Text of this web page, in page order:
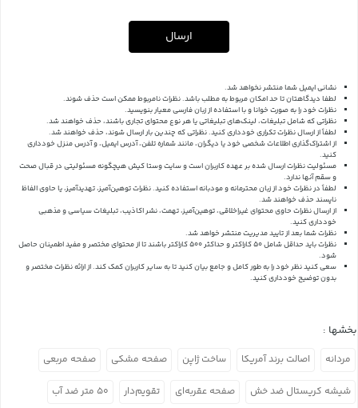
ارسال
نشانی ایمیل شما منتشر نخواهد شد.
لطفا دیدگاهتان تا حد امکان مربوط به مطلب باشد. نظرات نامربوط ممکن است حذف شوند.
نظرات خود را به صورت خوانا و با استفاده از زبان فارسی معیار بنویسید.
نظراتی که شامل تبلیغات، لینک‌های تبلیغاتی یا هر نوع محتوای تجاری باشند، حذف خواهند شد.
لطفاً از ارسال نظرات تکراری خودداری کنید. نظراتی که چندین بار ارسال شوند، حذف خواهند شد.
از اشتراک‌گذاری اطلاعات شخصی خود یا دیگران، مانند شماره تلفن، آدرس ایمیل، و آدرس منزل خودداری
کنید.
مسئولیت نظرات ارسال شده بر عهده کاربران است و سایت وستا کیش هیچگونه مسئولیتی در قبال صحت
و سقم آنها ندارد.
لطفاً در نظرات خود از زبان محترمانه و مودبانه استفاده کنید. نظرات توهین‌آمیز، تهدیدآمیز، یا حاوی الفاظ
ناپسند حذف خواهند شد.
از ارسال نظرات حاوی محتوای غیراخلاقی، توهین‌آمیز، تهمت، نشر اکاذیب، تبلیغات سیاسی و مذهبی
خودداری کنید.
نظرات شما بعد از تایید مدیریت منتشر خواهد شد.
نظرات باید حداقل شامل 50 کاراکتر و حداکثر 500 کاراکتر باشند تا از محتوای مختصر و مفید اطمینان حاصل
شود.
سعی کنید نظر خود را به طور کامل و جامع بیان کنید تا به سایر کاربران کمک کند.از ارائه نظرات مختصر و
بدون توضیح خودداری کنید.
بخشها :
مردانه اصالت برند آمریکا ساخت ژاپن صفحه مشکی صفحه مربعی
شیشه کریستال ضد خش صفحه عقربه‌ای تقویم‌دار ۵۰ متر ضد آب